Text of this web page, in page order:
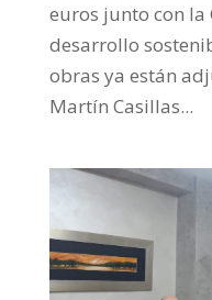
euros junto con la
desarrollo
obras ya están
Martín Casillas...